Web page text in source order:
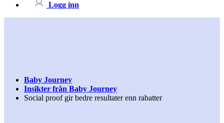
Logg inn
Baby Journey
Insikter från Baby Journey
Social proof gir bedre resultater enn rabatter